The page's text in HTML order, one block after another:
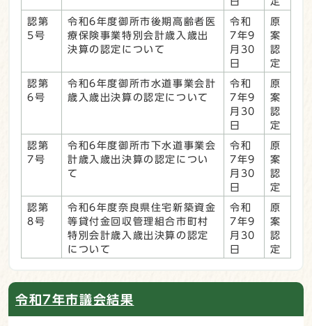
認第
5号
令和6年度御所市後期高齢者医
療保険事業特別会計歳入歳出
決算の認定について
令和
7年9
月30
日
原
案
認
定
認第
6号
令和6年度御所市水道事業会計
歳入歳出決算の認定について
令和
7年9
月30
日
原
案
認
定
認第
7号
令和6年度御所市下水道事業会
計歳入歳出決算の認定につい
て
令和
7年9
月30
日
原
案
認
定
認第
8号
令和6年度奈良県住宅新築資金
等貸付金回収管理組合市町村
特別会計歳入歳出決算の認定
について
令和
7年9
月30
日
原
案
認
定
令和7年市議会結果